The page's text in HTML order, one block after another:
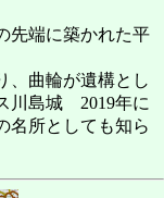
先端に築かれた平
、曲輪が遺構とし
川島城 2019年に
名所としても知ら